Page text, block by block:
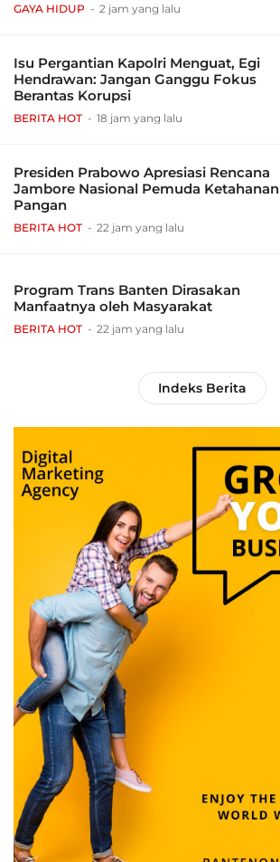
GAYA HIDUP 2 jam yang lalu
Isu Pergantian Kapolri Menguat, Egi
Hendrawan: Jangan Ganggu Fokus
Berantas Korupsi
BERITA HOT 18 jam yang lalu
Presiden Prabowo Apresiasi Rencana
Jambore Nasional Pemuda Ketahanan
Pangan
BERITA HOT 22 jam yang lalu
Program Trans Banten Dirasakan
Manfaatnya oleh Masyarakat
BERITA HOT 22 jam yang lalu
Indeks Berita